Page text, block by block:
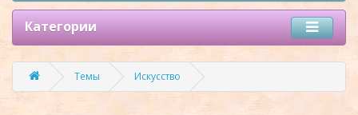
Категории
Темы Искусство